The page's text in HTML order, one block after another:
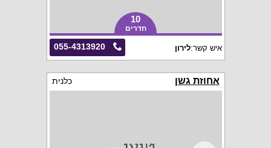
10
חדרים
055-4313920 איש קשר:לירון
אחוזת גשן כלנית